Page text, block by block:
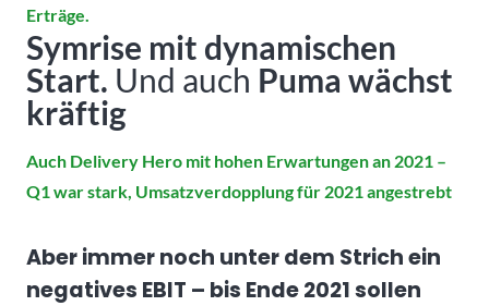
Erträge.
Symrise mit dynamischen
Start. Und auch Puma wächst
kräftig
Auch Delivery Hero mit hohen Erwartungen an 2021 –
Q1 war stark, Umsatzverdopplung für 2021 angestrebt
Aber immer noch unter dem Strich ein
negatives EBIT – bis Ende 2021 sollen